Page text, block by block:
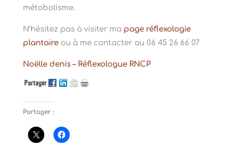
métabolisme.
N’hésitez pas à visiter ma page réflexologie
plantaireou à me contacter au 06 45 26 66 07
Noëlle denis – Réflexologue RNCP
Partager :